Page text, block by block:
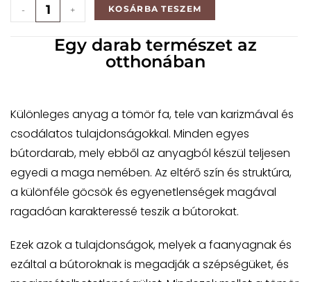
- + KOSÁRBA TESZEM
Egy darab természet az
otthonában
Különleges anyag a tömör fa, tele van karizmával és
csodálatos tulajdonságokkal. Minden egyes
bútordarab, mely ebből az anyagból készül teljesen
egyedi a maga nemében. Az eltérő szín és struktúra,
a különféle göcsök és egyenetlenségek magával
ragadóan karakteressé teszik a bútorokat.
Ezek azok a tulajdonságok, melyek a faanyagnak és
ezáltal a bútoroknak is megadják a szépségüket, és